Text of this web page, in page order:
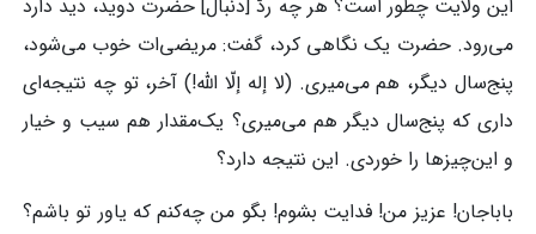
این ولایت چطور است؟ هر چه ردّ [دنبال] حضرت دوید، دید دارد
می‌رود. حضرت یک نگاهی کرد، گفت: مریضی‌ات خوب می‌شود،
پنج‌سال دیگر، هم می‌میری. (لا إله إلّا الله!) آخر، تو چه نتیجه‌ای
داری که پنج‌سال دیگر هم می‌میری؟ یک‌مقدار هم سیب و خیار
و این‌چیزها را خوردی. این نتیجه دارد؟
باباجان! عزیز من! فدایت بشوم! بگو من چه‌کنم که یاور تو باشم؟